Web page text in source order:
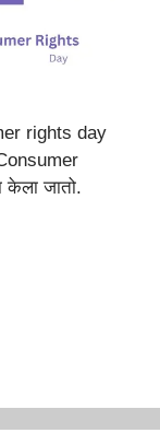
rights day
केला जातो.